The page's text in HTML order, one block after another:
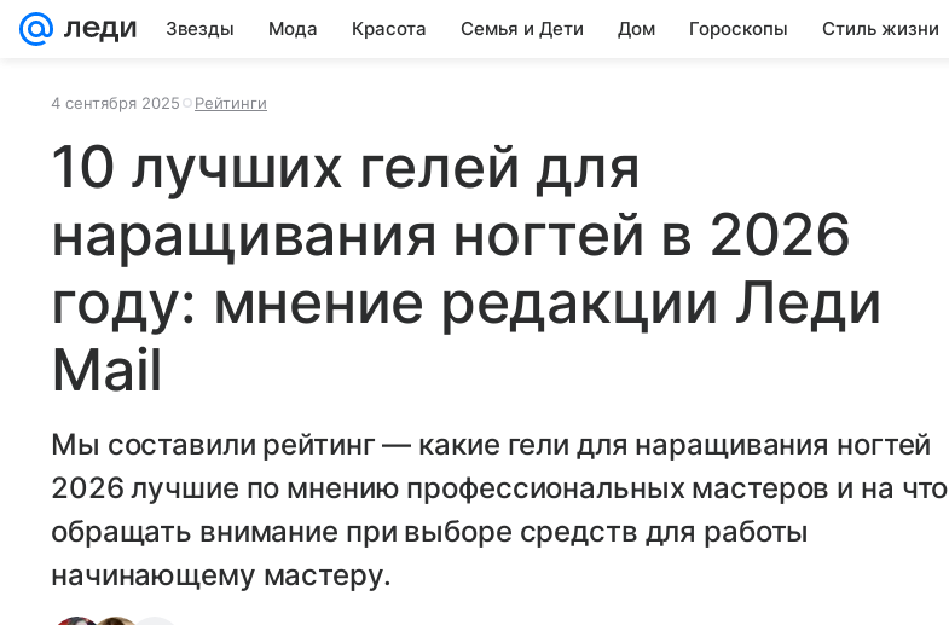
Звезды Мода Красота Семья и Дети Дом Гороскопы Стиль жизни
4 сентября 2025 Рейтинги
10 лучших гелей для
наращивания ногтей в 2026
году: мнение редакции Леди
Mail
Мы составили рейтинг — какие гели для наращивания ногтей
2026 лучшие по мнению профессиональных мастеров и на что
обращать внимание при выборе средств для работы
начинающему мастеру.